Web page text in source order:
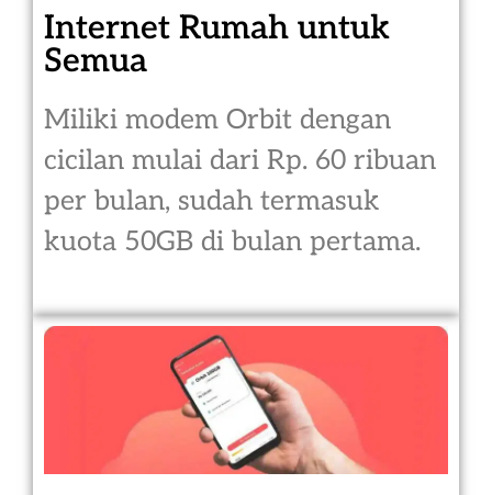
Internet Rumah untuk
Semua
Miliki modem Orbit dengan
cicilan mulai dari Rp. 60 ribuan
per bulan, sudah termasuk
kuota 50GB di bulan pertama.